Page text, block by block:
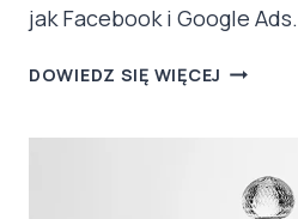
jak Facebook i Google
DOWIEDZ SIĘ WIĘCEJ
NA